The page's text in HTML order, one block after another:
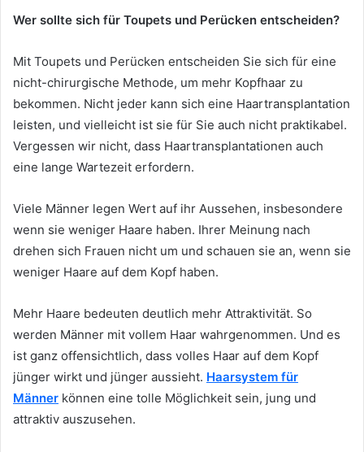
Wer sollte sich für Toupets und Perücken entscheiden?
Mit Toupets und Perücken entscheiden Sie sich für eine
nicht-chirurgische Methode, um mehr Kopfhaar zu
bekommen. Nicht jeder kann sich eine Haartransplantation
leisten, und vielleicht ist sie für Sie auch nicht praktikabel.
Vergessen wir nicht, dass Haartransplantationen auch
eine lange Wartezeit erfordern.
Viele Männer legen Wert auf ihr Aussehen, insbesondere
wenn sie weniger Haare haben. Ihrer Meinung nach
drehen sich Frauen nicht um und schauen sie an, wenn sie
weniger Haare auf dem Kopf haben.
Mehr Haare bedeuten deutlich mehr Attraktivität. So
werden Männer mit vollem Haar wahrgenommen. Und es
ist ganz offensichtlich, dass volles Haar auf dem Kopf
jünger wirkt und jünger aussieht. Haarsystem für
Männer können eine tolle Möglichkeit sein, jung und
attraktiv auszusehen.